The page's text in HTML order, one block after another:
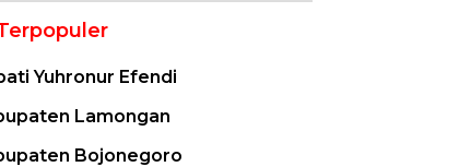
Yuhronur Efendi
Lamongan
Bojonegoro